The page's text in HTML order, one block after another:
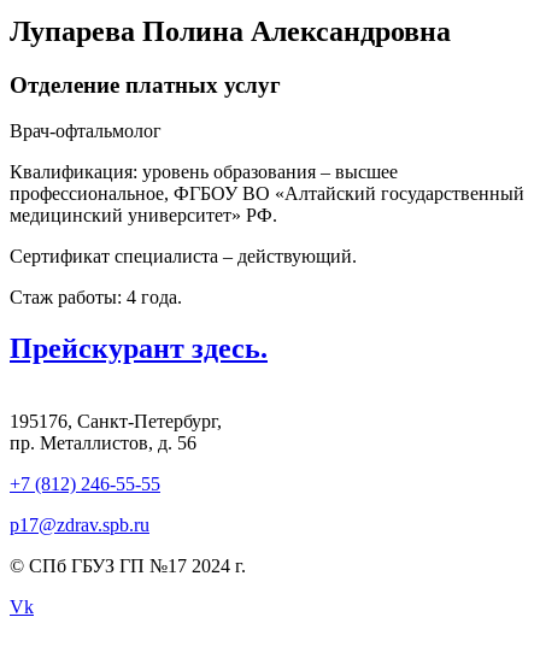
Лупарева Полина Александровна
Отделение платных услуг
Врач-офтальмолог
Квалификация: уровень образования – высшее
профессиональное, ФГБОУ ВО «Алтайский государственный
медицинский университет» РФ.
Сертификат специалиста – действующий.
Стаж работы: 4 года.
Прейскурант здесь.
195176, Санкт-Петербург,
пр. Металлистов, д. 56
+7 (812) 246-55-55
p17@zdrav.spb.ru
© СПб ГБУЗ ГП №17 2024 г.
Vk